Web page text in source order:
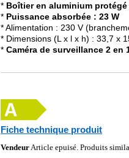
* Boîtier en aluminium
* Puissance absorbée : 23 W
* Alimentation : 230 V
* Dimensions (L x l x h) : 33,7 x
* Caméra de surveillance 2 en
Fiche technique produit
VendeurArticle epuisé. Produits